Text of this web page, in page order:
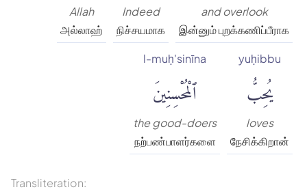
and overlook
இன்னும் புறக்கணிப்பீராக
Indeed
நிச்சயமாக
Allah
அல்லாஹ்
yuḥibbu
يُحِبُّ
loves
நேசிக்கிறான்
l-muḥ'sinīna
ٱلْمُحْسِنِينَ
the good-doers
நற்பண்பாளர்களை
Transliteration: